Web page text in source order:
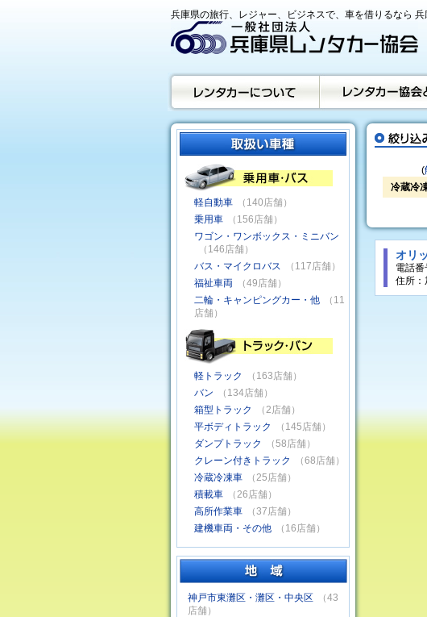
兵庫県の旅行、レジャー、ビジネスで、車を借りるなら
(
冷蔵冷
軽自動車
（140店舗）
乗用車
（156店舗）
ワゴン・ワンボックス・ミニバン
（146店舗）
バス・マイクロバス
（117店舗）
福祉車両
（49店舗）
二輪・キャンピングカー・他
（11
店舗）
軽トラック
（163店舗）
バン
（134店舗）
箱型トラック
（2店舗）
平ボディトラック
（145店舗）
ダンプトラック
（58店舗）
クレーン付きトラック
（68店舗）
冷蔵冷凍車
（25店舗）
積載車
（26店舗）
高所作業車
（37店舗）
建機車両・その他
（16店舗）
神戸市東灘区・灘区・中央区
（43
店舗）
オリ
電話
住所：